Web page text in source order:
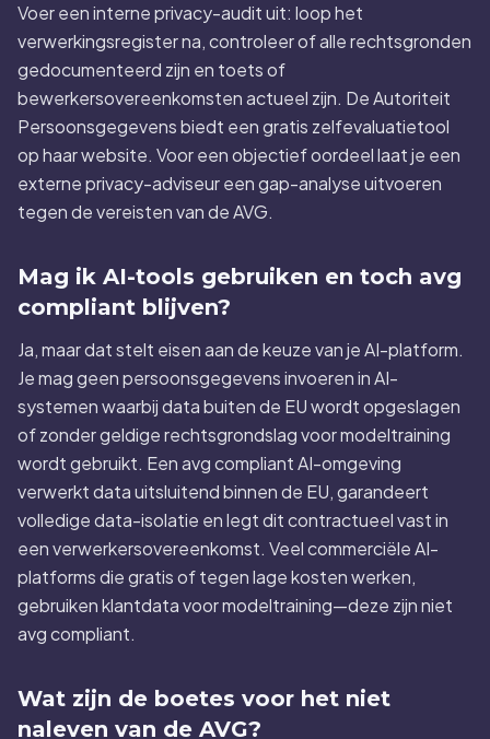
Voer een interne privacy-audit uit: loop het
verwerkingsregister na, controleer of alle rechtsgronden
gedocumenteerd zijn en toets of
bewerkersovereenkomsten actueel zijn. De Autoriteit
Persoonsgegevens biedt een gratis zelfevaluatietool
op haar website. Voor een objectief oordeel laat je een
externe privacy-adviseur een gap-analyse uitvoeren
tegen de vereisten van de AVG.
Mag ik AI-tools gebruiken en toch avg
compliant blijven?
Ja, maar dat stelt eisen aan de keuze van je AI-platform.
Je mag geen persoonsgegevens invoeren in AI-
systemen waarbij data buiten de EU wordt opgeslagen
of zonder geldige rechtsgrondslag voor modeltraining
wordt gebruikt. Een avg compliant AI-omgeving
verwerkt data uitsluitend binnen de EU, garandeert
volledige data-isolatie en legt dit contractueel vast in
een verwerkersovereenkomst. Veel commerciële AI-
platforms die gratis of tegen lage kosten werken,
gebruiken klantdata voor modeltraining—deze zijn niet
avg compliant.
Wat zijn de boetes voor het niet
naleven van de AVG?